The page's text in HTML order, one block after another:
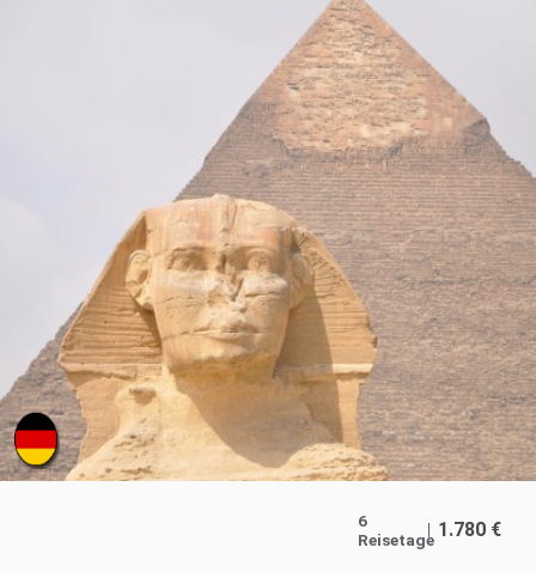
6
Reisetage 1.780 €